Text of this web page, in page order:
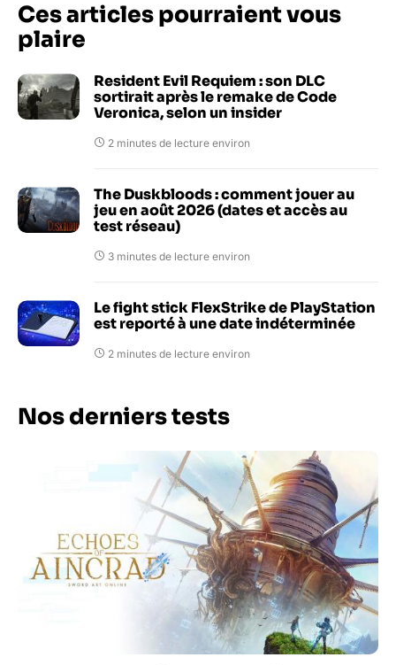
Ces articles pourraient vous
plaire
Resident Evil Requiem : son DLC
sortirait après le remake de Code
Veronica, selon un insider
2 minutes de lecture environ
The Duskbloods : comment jouer au
jeu en août 2026 (dates et accès au
test réseau)
3 minutes de lecture environ
Le fight stick FlexStrike de PlayStation
est reporté à une date indéterminée
2 minutes de lecture environ
Nos derniers tests